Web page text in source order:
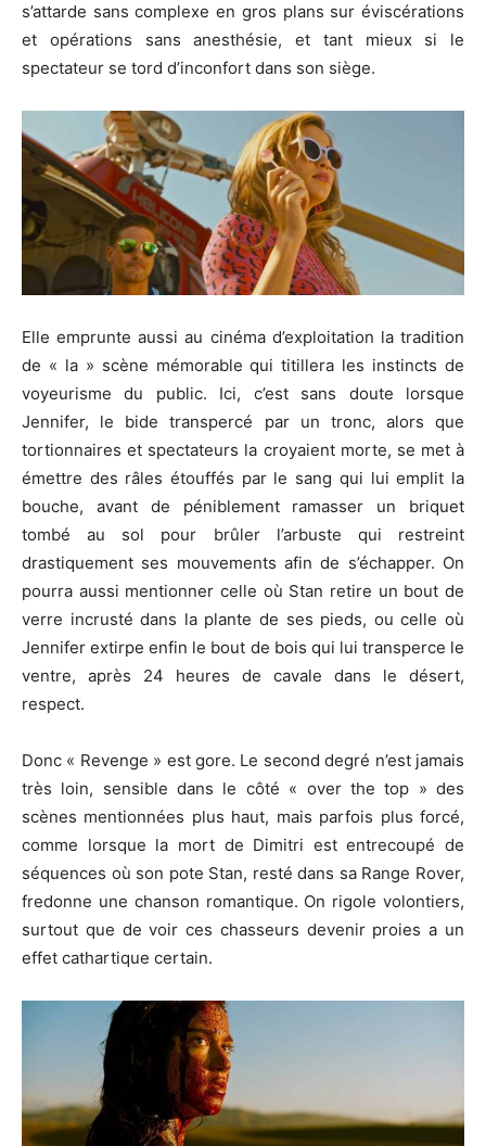
s’attarde sans complexe en gros plans sur éviscérations
et opérations sans anesthésie, et tant mieux si le
spectateur se tord d’inconfort dans son siège.
Elle emprunte aussi au cinéma d’exploitation la tradition
de « la » scène mémorable qui titillera les instincts de
voyeurisme du public. Ici, c’est sans doute lorsque
Jennifer, le bide transpercé par un tronc, alors que
tortionnaires et spectateurs la croyaient morte, se metà
émettre des râles étouffés par le sang qui lui emplit la
bouche, avant de péniblement ramasser un briquet
tombé au sol pour brûler l’arbuste qui restreint
drastiquement ses mouvements afin de s’échapper. On
pourra aussi mentionner celle où Stan retire un bout de
verre incrusté dans la plante de ses pieds, ou celle où
Jennifer extirpe enfin le bout de bois qui lui transperce le
ventre, après 24 heures de cavale dans le désert,
respect.
Donc « Revenge » est gore. Le second degré n’est jamais
très loin, sensible dans le côté « over the top » des
scènes mentionnées plus haut, mais parfois plus forcé,
comme lorsque la mort de Dimitri estentrecoupé de
séquences où son pote Stan, resté dans sa Range Rover,
fredonne une chanson romantique. On rigole volontiers,
surtout que de voir ces chasseurs devenir proiesa un
effet cathartique certain.